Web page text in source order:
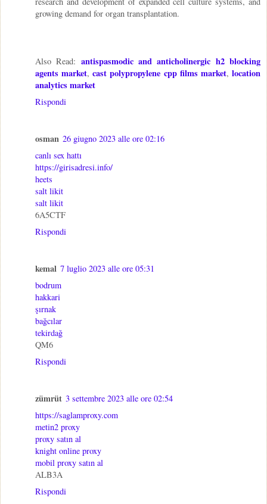
growing demand for organ transplantation.
Also Read: antispasmodic and anticholinergic h2 blocking
agents market,cast polypropylene cpp films market,location
analytics market
Rispondi
osman 26 giugno 2023 alle ore 02:16
canlı sex hattı
https://girisadresi.info/
heets
salt likit
salt likit
6A5CTF
Rispondi
kemal 7 luglio 2023 alle ore 05:31
bodrum
hakkari
şırnak
bağcılar
tekirdağ
QM6
Rispondi
zümrüt 3 settembre 2023 alle ore 02:54
https://saglamproxy.com
metin2 proxy
proxy satın al
knight online proxy
mobil proxy satın al
ALB3A
Rispondi